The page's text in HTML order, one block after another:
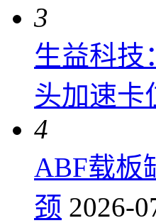
3
生益科技
头加速卡
4
ABF载板
颈 2026-